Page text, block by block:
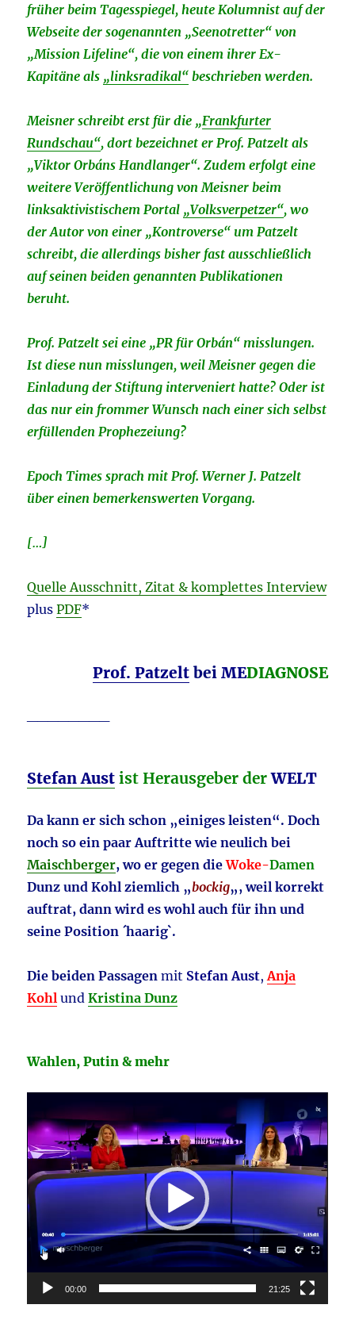
früher beim Tagesspiegel, heute Kolumnist auf der
Webseite der sogenannten „Seenotretter“ von
„Mission Lifeline“, die von einem ihrer Ex-
Kapitäne als „linksradikal“ beschrieben werden.
Meisner schreibt erst für die „Frankfurter
Rundschau“, dort bezeichnet er Prof. Patzelt als
„Viktor Orbáns Handlanger“. Zudem erfolgt eine
weitere Veröffentlichung von Meisner beim
linksaktivistischem Portal „Volksverpetzer“, wo
der Autor von einer „Kontroverse“ um Patzelt
schreibt, die allerdings bisher fast ausschließlich
auf seinen beiden genannten Publikationen
beruht.
Prof. Patzelt sei eine „PR für Orbán“ misslungen.
Ist diese nun misslungen, weil Meisner gegen die
Einladung der Stiftung interveniert hatte? Oder ist
das nur ein frommer Wunsch nach einer sich selbst
erfüllenden Prophezeiung?
Epoch Times sprach mit Prof. Werner J. Patzelt
über einen bemerkenswerten Vorgang.
[…]
Quelle Ausschnitt, Zitat & komplettes Interview
plusPDF*
Prof. Patzeltbei MEDIAGNOSE
Stefan Aust ist Herausgeber der WELT
Da kann er sich schon „einiges leisten“. Doch
noch so ein paar Auftrittewie neulich bei
Maischberger, wo er gegen dieWoke-Damen
Dunz und Kohl ziemlich „bockig„, weil korrekt
auftrat, dann wird es wohl auch für ihn und
seine Position ´haarig`.
Die beiden Passagen mit Stefan Aust,Anja
Kohl undKristina Dunz
Wahlen, Putin & mehr
Player
00:00 21:25